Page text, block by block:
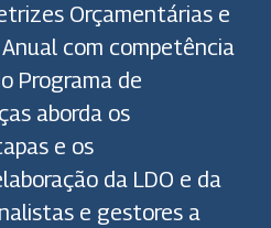
Orçamentárias e
com competência
Programa de
aborda os
e os
da LDO e da
e gestores a